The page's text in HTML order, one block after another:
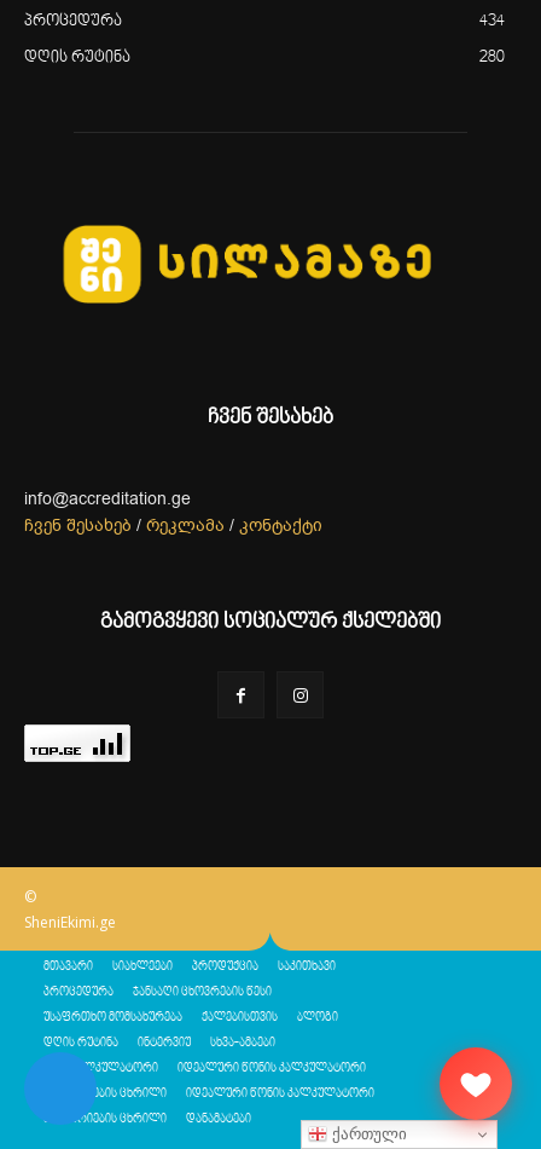
პროცედურა 434
დღის რუტინა 280
ჩვენ შესახებ
info@accreditation.ge
ჩვენ შესახებ / რეკლამა / კონტაქტი
გამოგვყევი სოციალურ ქსელებში
©
SheniEkimi.ge
მთავარი სიახლეები პროდუქცია საკითხავი
პროცედურა ჯანსაღი ცხოვრების წესი
უსაფრთხო მომსახურება ქალებისთვის ბლოგი
დღის რუტინა ინტერვიუ სხვა-ამბები
შენი კალკულატორი იდეალური წონის კალკულატორი
კალორიების ცხრილი იდეალური წონის კალკულატორი
კალორიების ცხრილი დანამატები
ქართული